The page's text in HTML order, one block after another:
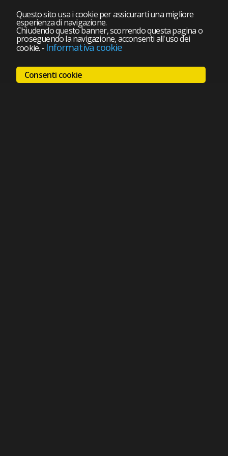
Questo sito usa i cookie per assicurarti una migliore
esperienza di navigazione.
Chiudendo questo banner, scorrendo questa pagina o
proseguendo la navigazione, acconsenti all'uso dei
cookie. - Informativa cookie
Consenti cookie